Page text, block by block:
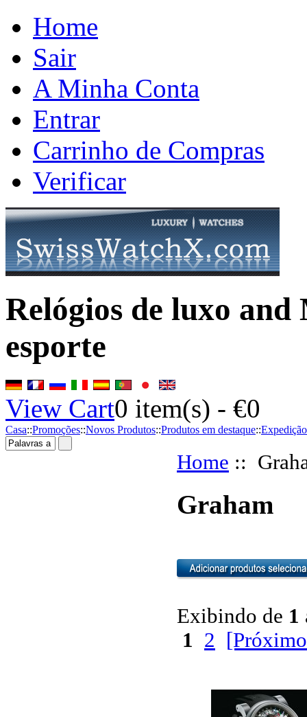
Home
Sair
A Minha Conta
Entrar
Carrinho de Compras
Verificar
Relógios de luxo
esporte
View Cart0 item(s) - €0
Casa::Promoções::Novos Produtos::Produtos em destaque::Expedição
Home ::
Graham
Exibindo de 1
1 2